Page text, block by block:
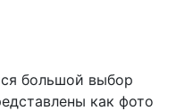
большой выбор
как фото